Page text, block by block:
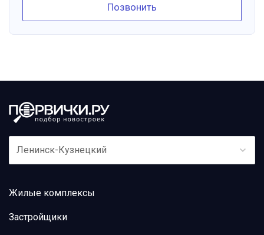
Позвонить
Ленинск-Кузнецкий
Жилые комплексы
Застройщики